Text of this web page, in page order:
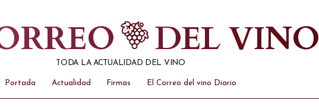
DEL VINO
TODA LA ACTUALIDAD DEL VINO
Portada Actualidad Firmas El Correo del vino Diario